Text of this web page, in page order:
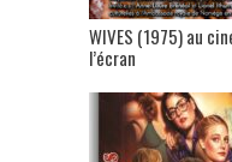
WIVES (1975) au
l’écran